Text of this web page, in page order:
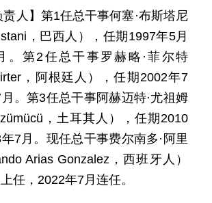
责人】第1任总干事何塞·布斯塔尼
，巴西人），任期1997年5月
。第2任总干事罗赫略·菲尔特
，阿根廷人），任期2002年7
。第3任总干事阿赫迈特·尤祖姆
，土耳其人），任期2010
7月。现任总干事费尔南多·阿里
Arias Gonzalez，西班牙人）
任，2022年7月连任。